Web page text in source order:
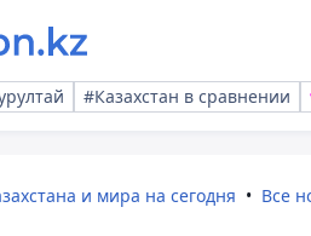
#Казахстан в сравнении
и мира на сегодня Все